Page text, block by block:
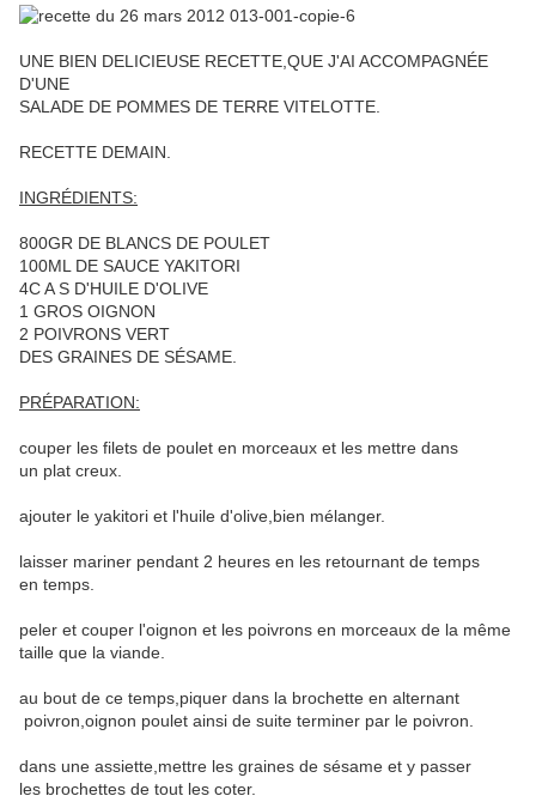
UNE BIEN DELICIEUSE RECETTE,QUE J'AI ACCOMPAGNÉE
D'UNE
SALADE DE POMMES DE TERRE VITELOTTE.
RECETTE DEMAIN.
INGRÉDIENTS:
800GR DE BLANCS DE POULET
100ML DE SAUCE YAKITORI
4C A S D'HUILE D'OLIVE
1 GROS OIGNON
2 POIVRONS VERT
DES GRAINES DE SÉSAME.
PRÉPARATION:
couper les filets de poulet en morceaux et les mettre dans
un plat creux.
ajouter le yakitori et l'huile d'olive,bien mélanger.
laisser mariner pendant 2 heures en les retournant de temps
en temps.
peler et couper l'oignon et les poivrons en morceaux de la même
taille que la viande.
au bout de ce temps,piquer dans la brochette en alternant
poivron,oignon poulet ainsi de suite terminer par le poivron.
dans une assiette,mettre les graines de sésame et y passer
les brochettes de tout les coter.